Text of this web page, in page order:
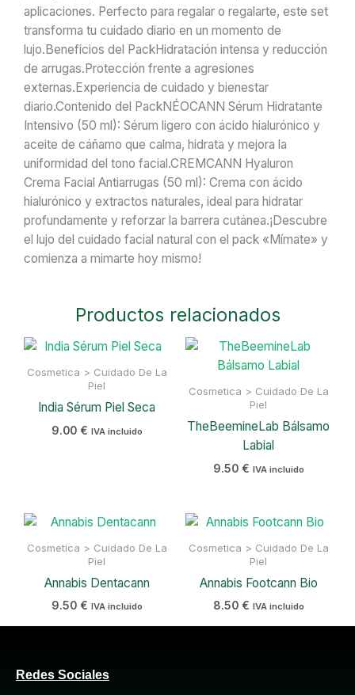
aplicaciones. Perfecto para regalar o regalarte, este set
transforma tu cuidado diario en un momento de
lujo.Beneficios del PackHidratación intensa y reducción
de arrugas.Protección frente a agresiones
externas.Experiencia de cuidado y bienestar
diario.Contenido del PackNÉOCANN Sérum Hidratante
Intensivo (50 ml): Sérum ligero con ácido hialurónico y
aceite de cáñamo que calma, hidrata y mejora la
uniformidad del tono facial.CREMCANN Hyaluron
Crema Facial Antiarrugas (50 ml): Crema con ácido
hialurónico y extractos naturales, ideal para hidratar
profundamente y reforzar la barrera cutánea.¡Descubre
el lujo del cuidado facial natural con el pack «Mímate» y
comienza a mimarte hoy mismo!
Productos relacionados
Cosmetica > Cuidado De La
Piel
India Sérum Piel Seca
9.00 € IVA incluido
Cosmetica > Cuidado De La
Piel
TheBeemineLab Bálsamo
Labial
9.50 € IVA incluido
Cosmetica > Cuidado De La
Piel
Annabis Dentacann
9.50 € IVA incluido
Cosmetica > Cuidado De La
Piel
Annabis Footcann Bio
8.50 € IVA incluido
Redes Sociales